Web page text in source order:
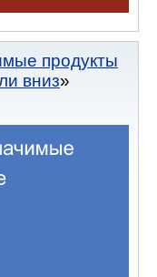
продукты
вниз